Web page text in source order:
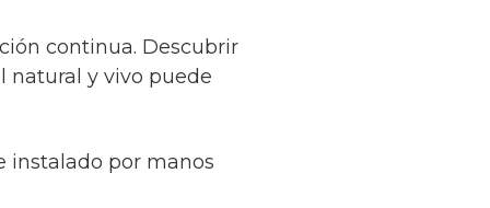
continua. Descubrir
natural y vivo puede
instalado por manos